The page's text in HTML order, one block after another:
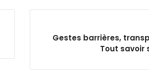
Gestes barrières,
Tout savoir